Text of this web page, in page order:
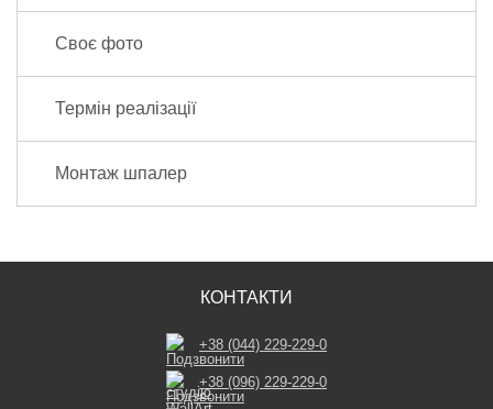
Своє фото
Термін реалізації
Монтаж шпалер
КОНТАКТИ
+38 (044) 229-229-0
+38 (096) 229-229-0